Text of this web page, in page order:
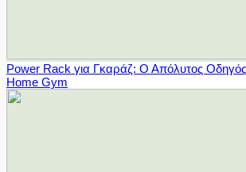
Power Rack για Γκαράζ: Ο Απόλυτος Οδηγός
Home Gym